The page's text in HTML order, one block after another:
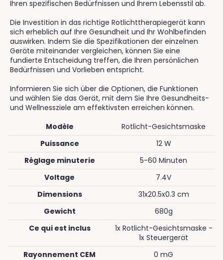
Ihren spezifischen Bedürfnissen und Ihrem Lebensstil ab.
Die Investition in das richtige Rotlichttherapiegerät kann
sich erheblich auf Ihre Gesundheit und Ihr Wohlbefinden
auswirken. Indem Sie die Spezifikationen der einzelnen
Geräte miteinander vergleichen, können Sie eine
fundierte Entscheidung treffen, die Ihren persönlichen
Bedürfnissen und Vorlieben entspricht.
Informieren Sie sich über die Optionen, die Funktionen
und wählen Sie das Gerät, mit dem Sie Ihre Gesundheits-
und Wellnessziele am effektivsten erreichen können.
Modèle
Rotlicht-Gesichtsmaske
Puissance
12 W
Réglage minuterie
5-60 Minuten
Voltage
7.4V
Dimensions
31x20.5x0.3 cm
Gewicht
680g
Ce qui est inclus
1x Rotlicht-Gesichtsmaske -
1x Steuergerät
Rayonnement CEM
0 mG